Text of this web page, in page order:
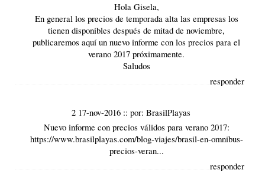
Hola Gisela,
En general los precios de temporada alta las empresas los
tienen disponibles después de mitad de noviembre,
publicaremos aquí un nuevo informe con los precios para el
verano 2017 próximamente.
Saludos
responder
2 17-nov-2016 ::por:BrasilPlayas
Nuevo informe con precios válidos para verano 2017:
https://www.brasilplayas.com/blog-viajes/brasil-en-omnibus-
precios-veran...
responder